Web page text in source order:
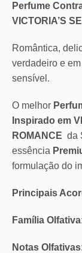
Perfume
VICTORIA’S
Romântica,
verdadeiro e
sensível.
O melhor
Inspirado em
ROMANCE da
essência
formulação do
Principais
Família
Notas